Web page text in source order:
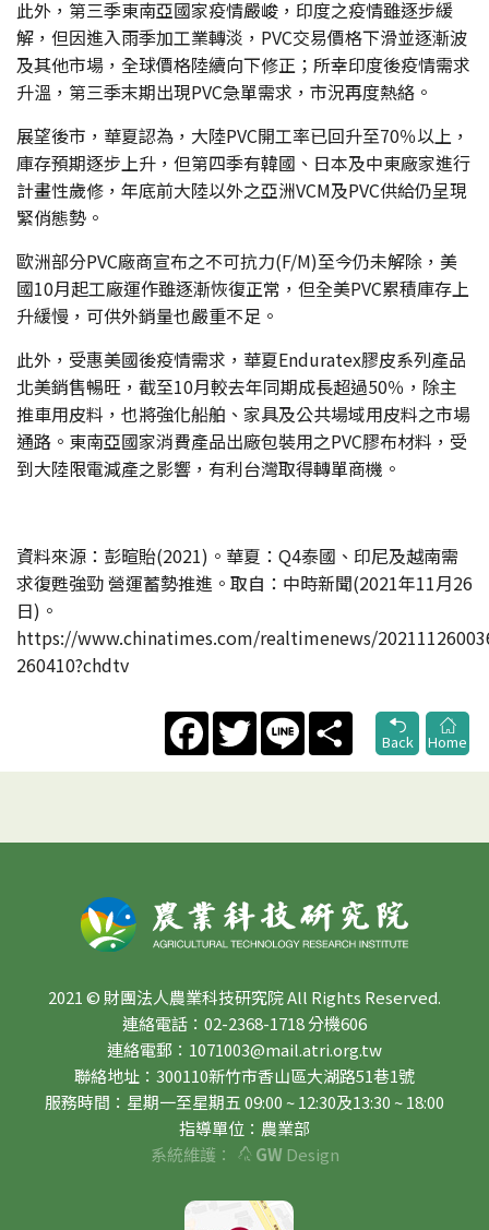
此外，第三季東南亞國家疫情嚴峻，印度之疫情雖逐步緩
解，但因進入雨季加工業轉淡，PVC交易價格下滑並逐漸波
及其他市場，全球價格陸續向下修正；所幸印度後疫情需求
升溫，第三季末期出現PVC急單需求，市況再度熱絡。
展望後市，華夏認為，大陸PVC開工率已回升至70％以上，
庫存預期逐步上升，但第四季有韓國、日本及中東廠家進行
計畫性歲修，年底前大陸以外之亞洲VCM及PVC供給仍呈現
緊俏態勢。
歐洲部分PVC廠商宣布之不可抗力(F/M)至今仍未解除，美
國10月起工廠運作雖逐漸恢復正常，但全美PVC累積庫存上
升緩慢，可供外銷量也嚴重不足。
此外，受惠美國後疫情需求，華夏Enduratex膠皮系列產品
北美銷售暢旺，截至10月較去年同期成長超過50％，除主
推車用皮料，也將強化船舶、家具及公共場域用皮料之市場
通路。東南亞國家消費產品出廠包裝用之PVC膠布材料，受
到大陸限電減產之影響，有利台灣取得轉單商機。
資料來源：彭暄貽(2021)。華夏：Q4泰國、印尼及越南需
求復甦強勁 營運蓄勢推進。取自：中時新聞(2021年11月26
日)。
https://www.chinatimes.com/realtimenews/
260410?chdtv
FacebookTwitter Line
Share
Back
Home
2021 © 財團法人農業科技研究院 All Rights Reserved.
連絡電話：02-2368-1718 分機606
連絡電郵：1071003@mail.atri.org.tw
聯絡地址：300110新竹市香山區大湖路51巷1號
服務時間：星期一至星期五 09:00 ~ 12:30及13:30 ~ 18:00
指導單位：農業部
系統維護：
GWDesign